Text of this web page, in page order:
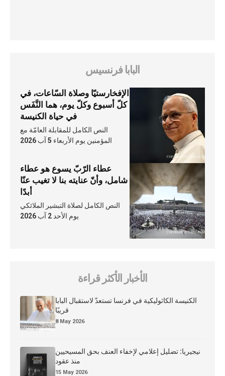
البابا فرنسيس
الإفخارستيّا وصلاة السّاعات، في
كلّ أسبوع وكلّ يوم، هما النَّفَس
في حياة الكنيسة
النص الكامل للمقابلة العامّة مع
المؤمنين يوم الأربعاء 5 آب 2026
عطاء الرّبّ يسوع هو عطاء
شامل، وأنّ عنايته بنا لا تغيب عنّا
أبدًا
النص الكامل لصلاة التبشير الملائكي
يوم الأحد 2 آب 2026
الأخبار الأكثر قراءة
الكنيسة الكاثوليكية في فرنسا تستعدّ لاستقبال البابا
قريبًا
8 May 2026
نيجيريا: تضليل إعلامي لإخفاء العنف بحق المسيحيين
منذ عقود
15 May 2026